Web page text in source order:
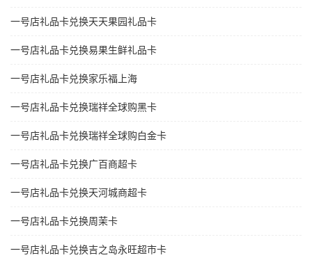
一号店礼品卡兑换天天果园礼品卡
一号店礼品卡兑换易果生鲜礼品卡
一号店礼品卡兑换家乐福上海
一号店礼品卡兑换瑞祥全球购黑卡
一号店礼品卡兑换瑞祥全球购白金卡
一号店礼品卡兑换广百商超卡
一号店礼品卡兑换天河城商超卡
一号店礼品卡兑换周茉卡
一号店礼品卡兑换吉之岛永旺超市卡